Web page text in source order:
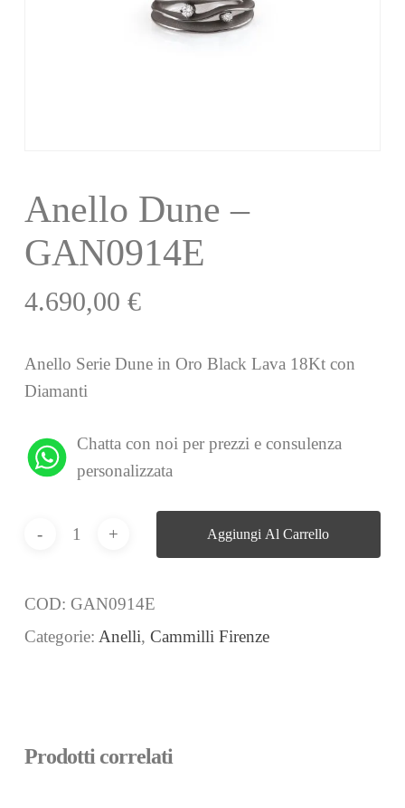
Anello Dune –
GAN0914E
4.690,00 €
Anello Serie Dune in Oro Black Lava 18Kt con
Diamanti
Chatta con noi per prezzi e consulenza
personalizzata
Aggiungi Al Carrello
COD: GAN0914E
Categorie: Anelli, Cammilli Firenze
Prodotti correlati